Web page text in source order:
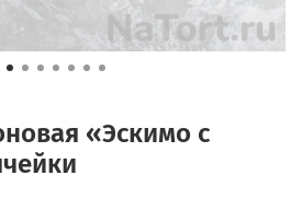
«Эскимо с